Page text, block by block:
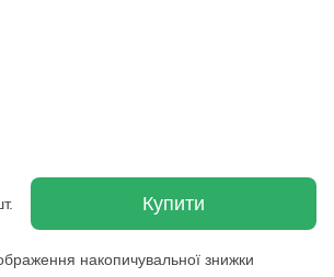
Купити
накопичувальної знижки